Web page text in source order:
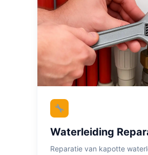
Waterleiding
Reparatie van kapotte